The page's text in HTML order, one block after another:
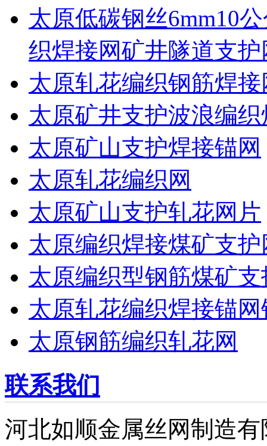
太原低碳钢丝6mm10
织焊接网矿井隧道支护
太原轧花编织钢筋焊接
太原矿井支护波浪编
太原矿山支护焊接锚网
太原轧花编织网
太原矿山支护轧花网片
太原编织焊接煤矿支护
太原编织型钢筋煤矿
太原轧花编织焊接锚
太原钢筋编织轧花网
联系我们
河北如顺金属丝网制造有